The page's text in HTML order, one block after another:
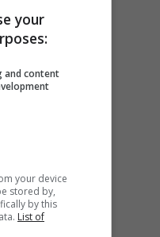
your
and content
your device
stored by,
by this
List of